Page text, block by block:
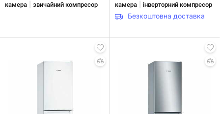
камера
звичайний компресор
камера
інверторний компресор
Безкоштовна доставка